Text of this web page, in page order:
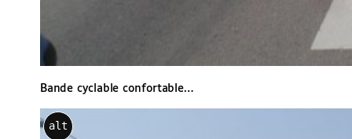
Bande cyclable confortable…
alt